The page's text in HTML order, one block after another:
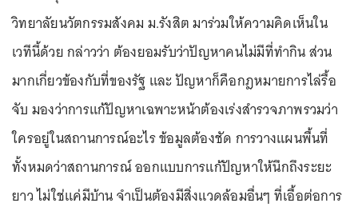
วิทยาลัยนวัตกรรมสังคม ม.รังสิต มาร่วมให้ความคิดเห็นใน
เวทีนี้ด้วย กล่าวว่า ต้องยอมรับว่าปัญหาคนไม่มีที่ทำกิน ส่วน
มากเกี่ยวข้องกับที่ของรัฐ และ ปัญหาก็คือกฎหมายการไล่รื้อ
จับ มองว่าการแก้ปัญหาเฉพาะหน้าต้องเร่งสำรวจภาพรวมว่า
ใครอยู่ในสถานการณ์อะไร ข้อมูลต้องชัด การวางแผนพื้นที่
ทั้งหมดว่าสถานการณ์ ออกแบบการแก้ปัญหาให้นึกถึงระยะ
ยาว ไม่ใช่แค่มีบ้าน จำเป็นต้องมีสิ่งแวดล้อมอื่นๆ ที่เอื้อต่อการ